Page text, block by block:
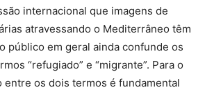
internacional que imagens de
atravessando o Mediterrâneo têm
público em geral ainda confunde os
“refugiado” e “migrante”. Para o
entre os dois termos é fundamental